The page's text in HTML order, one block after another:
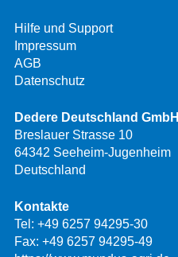
Hilfe und Support
Impressum
AGB
Datenschutz
Dedere Deutschland GmbH
Breslauer Strasse 10
64342 Seeheim-Jugenheim
Deutschland
Kontakte
Tel: +49 6257 94295-30
Fax: +49 6257 94295-49